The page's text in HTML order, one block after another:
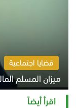
قضايا اجتماعية
ميزان المسلم
السبت 8 أغسطس 2026 11:21 ص
اقرأ أيضاً